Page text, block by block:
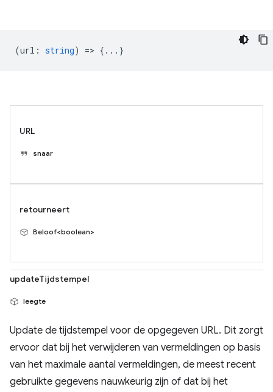
(url : string) => {...}
URL
snaar
retourneert
Beloof<boolean>
updateTijdstempel
leegte
Update de tijdstempel voor de opgegeven URL. Dit zorgt
ervoor dat bij het verwijderen van vermeldingen op basis
van het maximale aantal vermeldingen, de meest recent
gebruikte gegevens nauwkeurig zijn of dat bij het